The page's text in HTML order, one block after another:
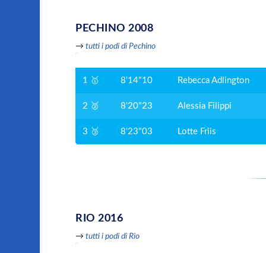
PECHINO 2008
→tutti i podi di Pechino
1 🥇 8'14"10 Rebecca Adlington
2 🥈 8'20"23 Alessia Filippi
3 🥉 8'23"03 Lotte Friis
RIO 2016
→tutti i podi di Rio